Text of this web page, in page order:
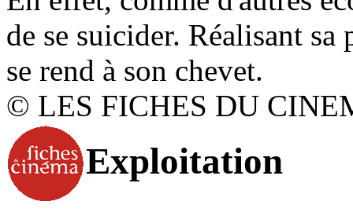
de se suicider. Réalisant
se rend à son chevet.
© LES FICHES DU
Exploitation